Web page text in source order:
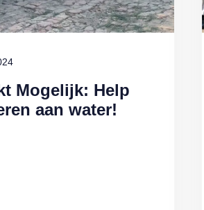
Mogelijk: Help
aan water!